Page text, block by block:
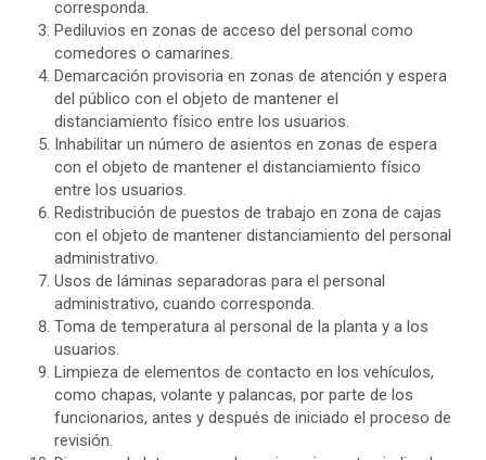
corresponda.
Pediluvios en zonas de acceso del personal como
comedores o camarines.
Demarcación provisoria en zonas de atención y espera
del público con el objeto de mantener el
distanciamiento físico entre los usuarios.
Inhabilitar un número de asientos en zonas de espera
con el objeto de mantener el distanciamiento físico
entre los usuarios.
Redistribución de puestos de trabajo en zona de cajas
con el objeto de mantener distanciamiento del personal
administrativo.
Usos de láminas separadoras para el personal
administrativo, cuando corresponda.
Toma de temperatura al personal de la planta y a los
usuarios.
Limpieza de elementos de contacto en los vehículos,
como chapas, volante y palancas, por parte de los
funcionarios, antes y después de iniciado el proceso de
revisión.